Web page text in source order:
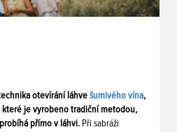
otevírání láhve šumivého vína,
je vyrobeno tradiční metodou,
přímo v láhvi. Při sabráži